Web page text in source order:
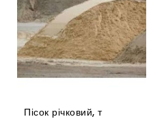
Пісок річковий, т